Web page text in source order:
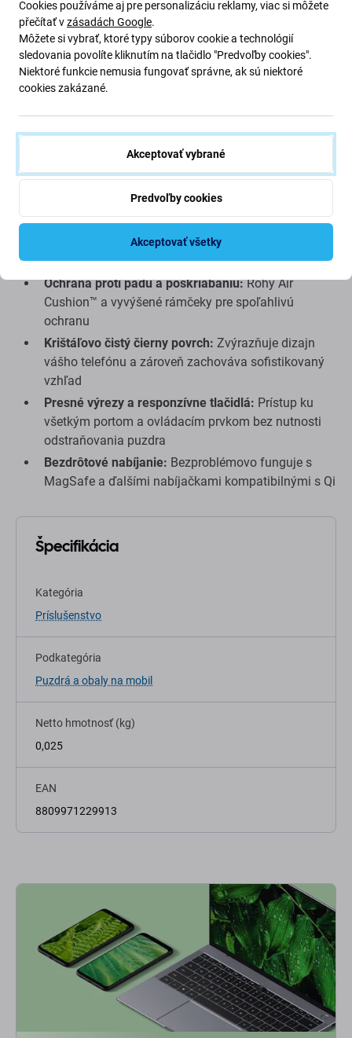
chráni váš smartfón pred pádmi, škrabancami a
každodenným nosením. Vstavané magnety MagSafe
umožňujú jednoduché pripojenie k nabíjačkám a
príslušenstvu MagSafe. Zvýšené okraje chránia
obrazovku a fotoaparát, zatiaľ čo presné výrezy
Kľúčové vlastnosti:
Hybridná konštrukcia:Odolný PC chrbát s
flexibilným TPU nárazníkom pre tlmenie nárazov
Kompatibilné s MagSafe:Integrované magnety pre
rýchle bezdrôtové nabíjanie a pripojenie
príslušenstva
Ochrana proti pádu a poškriabaniu:Rohy Air
Cushion™ a vyvýšené rámčeky pre spoľahlivú
ochranu
Krištáľovo čistý čierny povrch: Zvýrazňuje dizajn
vášho telefónu a zároveň zachováva sofistikovaný
vzhľad
Presné výrezy a responzívne tlačidlá: Prístup ku
všetkým portom a ovládacím prvkom bez nutnosti
odstraňovania puzdra
Bezdrôtové nabíjanie: Bezproblémovo funguje s
MagSafe a ďalšími nabíjačkami kompatibilnými s Qi
Špecifikácia
Kategória
Príslušenstvo
Podkategória
Puzdrá a obaly na mobil
Netto hmotnosť (kg)
0,025
EAN
8809971229913
Cookies používáme aj pre personalizáciu reklamy, viac si môžete
přečítať vzásadách Google.
Môžete si vybrať, ktoré typy súborov cookie a technológií
sledovania povolíte kliknutím na tlačidlo "Predvoľby cookies".
Niektoré funkcie nemusia fungovať správne, ak sú niektoré
cookies zakázané.
Akceptovať vybrané
Predvoľby cookies
Akceptovať všetky